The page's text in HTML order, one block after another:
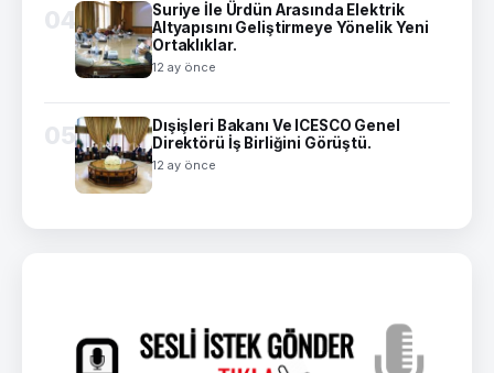
04
Suriye İle Ürdün Arasında Elektrik
Altyapısını Geliştirmeye Yönelik Yeni
Ortaklıklar.
12 ay önce
05
Dışişleri Bakanı Ve ICESCO Genel
Direktörü İş Birliğini Görüştü.
12 ay önce